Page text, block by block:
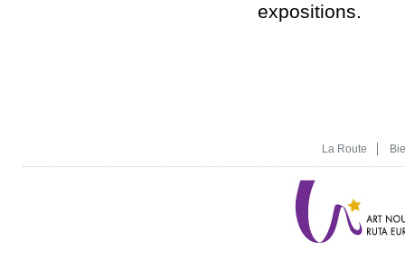
expositions.
La Route